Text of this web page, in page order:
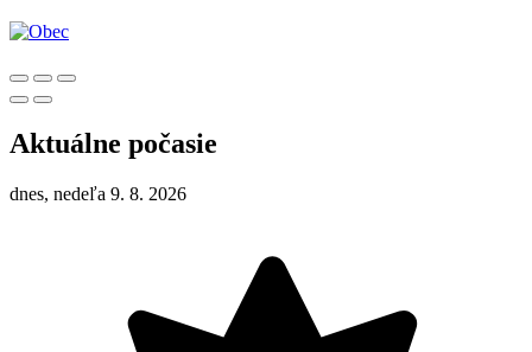
Aktuálne počasie
dnes, nedeľa 9. 8. 2026